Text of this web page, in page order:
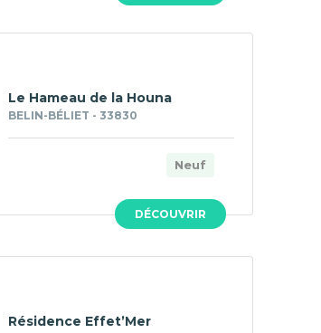
DÉCOUVRIR
Le Hameau de la Houna
BELIN-BÉLIET - 33830
Neuf
Résidence Effet’Mer